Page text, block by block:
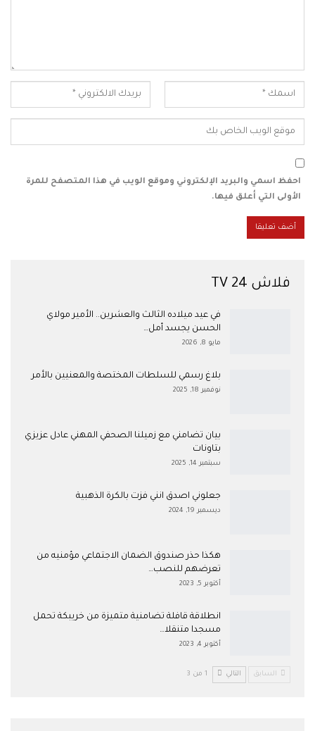
احفظ اسمي والبريد الإلكتروني وموقع الويب في هذا المتصفح للمرة
الأولى التي أعلق فيها.
فلاش 24 TV
في عيد ميلاده الثالث والعشرين.. الأمير مولاي
الحسن يجسد أمل…
مايو 8, 2026
بلاغ رسمي للسلطات المختصة والمعنيين بالأمر
نوفمبر 18, 2025
بيان تضامني مع زميلنا الصحفي المهني عادل عزيزي
بتاونات
سبتمبر 14, 2025
جعلوني اصدق انني فزت بالكرة الذهبية
ديسمبر 19, 2024
هكذا حذر صندوق الضمان الاجتماعي مؤمنيه من
تعرضهم للنصب…
أكتوبر 5, 2023
انطلاقة قافلة تضامنية متميزة من خريبكة تحمل
مسجدا متنقلا…
أكتوبر 4, 2023
السابق التالي 1 من 3